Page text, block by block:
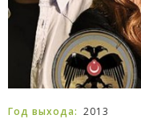
Год выхода: 2013